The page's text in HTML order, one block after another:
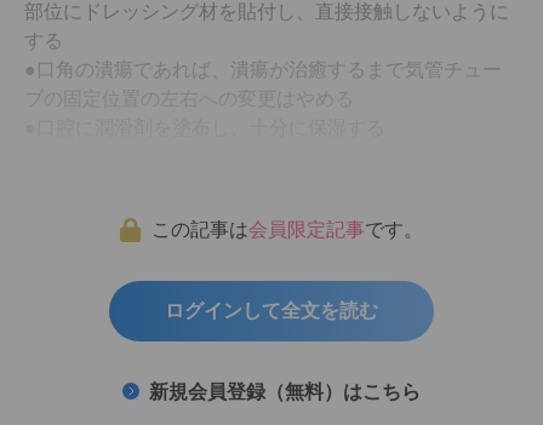
部位にドレッシング材を貼付し、直接接触しないように
する
●口角の潰瘍であれば、潰瘍が治癒するまで気管チュー
ブの固定位置の左右への変更はやめる
この記事は会員限定記事です。
ログインして全文を読む
新規会員登録（無料）はこちら